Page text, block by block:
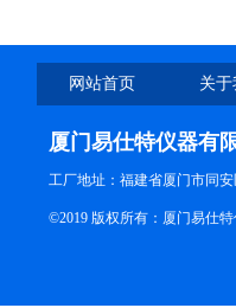
网站首页 关
厦门易仕特仪器有
工厂地址：福建省厦门市同
©2019 版权所有：厦门易仕